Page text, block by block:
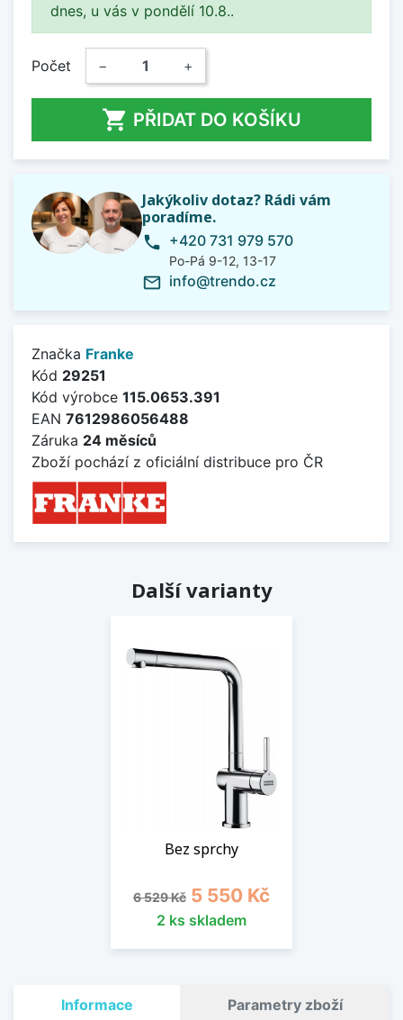
dnes, u vás v pondělí 10.8..
Počet − +
 PŘIDAT DO KOŠÍKU
Jakýkoliv dotaz? Rádi vám
poradíme.
phone +420 731 979 570
Po-Pá 9-12, 13-17
mail_outline info@trendo.cz
Značka Franke
Kód 29251
Kód výrobce 115.0653.391
EAN 7612986056488
Záruka 24 měsíců
Zboží pochází z oficiální distribuce pro ČR
Další varianty
Bez sprchy
Běžná cena
6 529 Kč Cena
5 550 Kč
2 ks skladem
Informace Parametry zboží